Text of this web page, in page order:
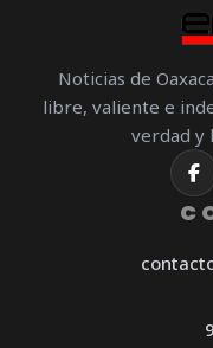
Noticias de
libre, valiente e
verdad y